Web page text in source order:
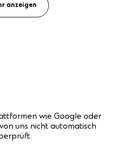
anzeigen
wie Google oder
uns nicht automatisch